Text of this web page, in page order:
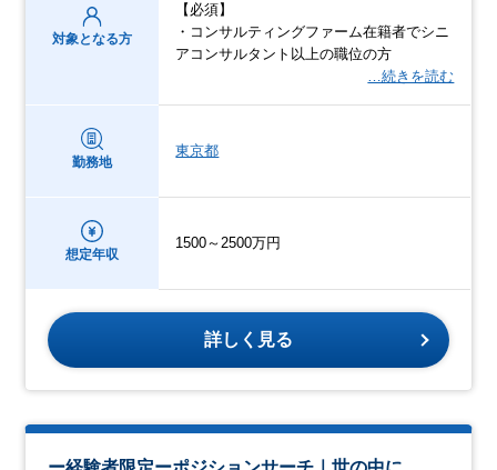
対象となる方
【必須】
・コンサルティングファーム在籍者でシニ
アコンサルタント以上の職位の方
…続きを読む
勤務地
東京都
想定年収
1500～2500万円
詳しく見る